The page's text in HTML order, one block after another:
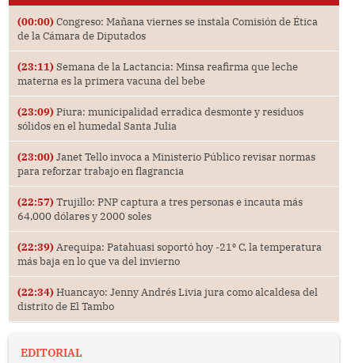
(00:00) Congreso: Mañana viernes se instala Comisión de Ética
de la Cámara de Diputados
(23:11) Semana de la Lactancia: Minsa reafirma que leche
materna es la primera vacuna del bebe
(23:09) Piura: municipalidad erradica desmonte y residuos
sólidos en el humedal Santa Julia
(23:00) Janet Tello invoca a Ministerio Público revisar normas
para reforzar trabajo en flagrancia
(22:57) Trujillo: PNP captura a tres personas e incauta más
64,000 dólares y 2000 soles
(22:39) Arequipa: Patahuasi soportó hoy -21⁰ C, la temperatura
más baja en lo que va del invierno
(22:34) Huancayo: Jenny Andrés Livia jura como alcaldesa del
distrito de El Tambo
EDITORIAL